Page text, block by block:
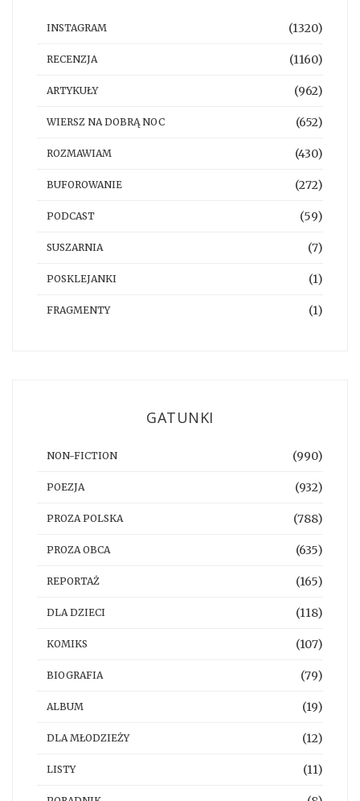
INSTAGRAM (1320)
RECENZJA (1160)
ARTYKUŁY (962)
WIERSZ NA DOBRĄ NOC (652)
ROZMAWIAM (430)
BUFOROWANIE (272)
PODCAST (59)
SUSZARNIA (7)
POSKLEJANKI (1)
FRAGMENTY (1)
GATUNKI
NON-FICTION (990)
POEZJA (932)
PROZA POLSKA (788)
PROZA OBCA (635)
REPORTAŻ (165)
DLA DZIECI (118)
KOMIKS (107)
BIOGRAFIA (79)
ALBUM (19)
DLA MŁODZIEŻY (12)
LISTY (11)